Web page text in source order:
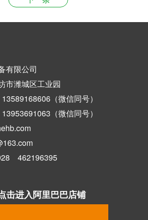
有限公司
市潍城区工业园
（微信同号）
（微信同号）
462196395
击进入阿里巴巴店铺